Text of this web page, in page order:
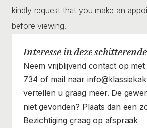
kindly request that you make an
before viewing.
Interesse in deze
Neem vrijblijvend contact op met
734 of mail naar
vertellen u graag meer. De
niet gevonden? Plaats dan een
Bezichtiging graag op afspraak